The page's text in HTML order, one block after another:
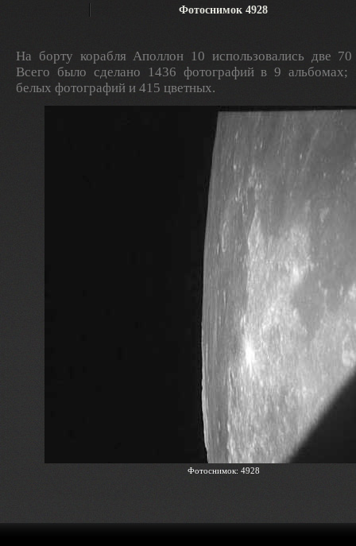
Фотоснимок 4928
На борту корабля Аполлон 10 использовались две
Всего было сделано 1436 фотографий в 9 альбомах;
белых фотографий и 415 цветных.
Фотоснимок: 4928